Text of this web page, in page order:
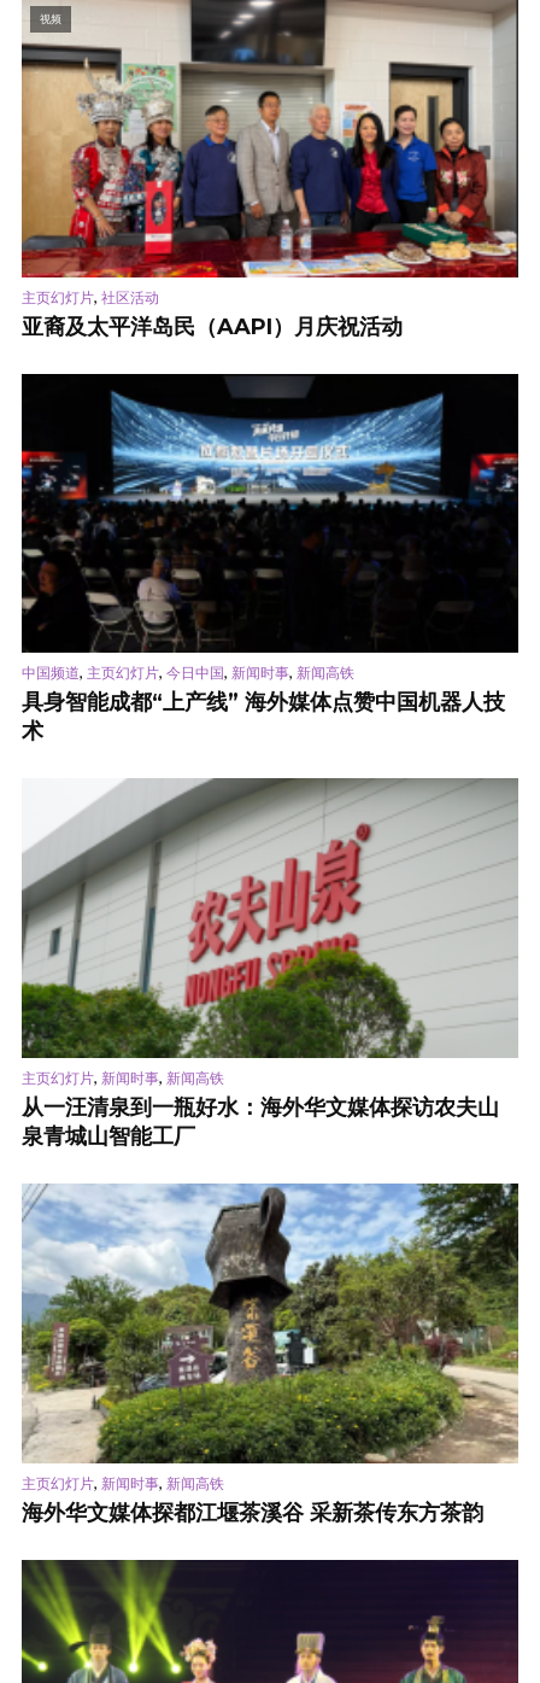
视频
主页幻灯片, 社区活动
亚裔及太平洋岛民（AAPI）月庆祝活动
中国频道, 主页幻灯片, 今日中国, 新闻时事, 新闻高铁
具身智能成都“上产线” 海外媒体点赞中国机器人技
术
主页幻灯片, 新闻时事, 新闻高铁
从一汪清泉到一瓶好水：海外华文媒体探访农夫山
泉青城山智能工厂
主页幻灯片, 新闻时事, 新闻高铁
海外华文媒体探都江堰茶溪谷 采新茶传东方茶韵